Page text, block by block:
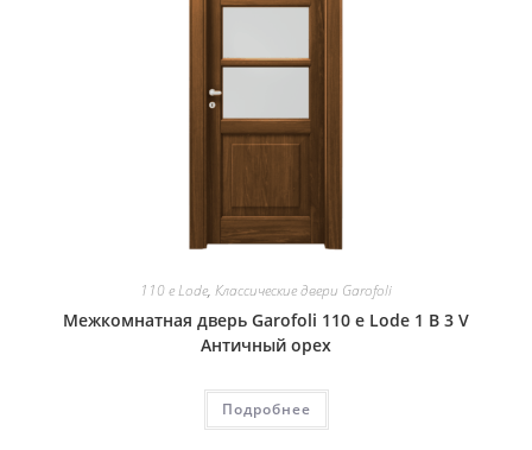
110 e Lode, Классические двери Garofoli
Межкомнатная дверь Garofoli 110 e Lode 1 B 3 V
Античный орех
Подробнее